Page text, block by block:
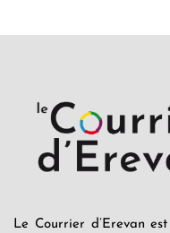
Le Courrier d’Erevan